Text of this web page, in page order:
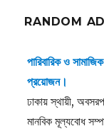
RANDOM
পারিবারিক ও
প্রয়োজন।
ঢাকায় স্থায়ী,
মানবিক মূল্যবোধ